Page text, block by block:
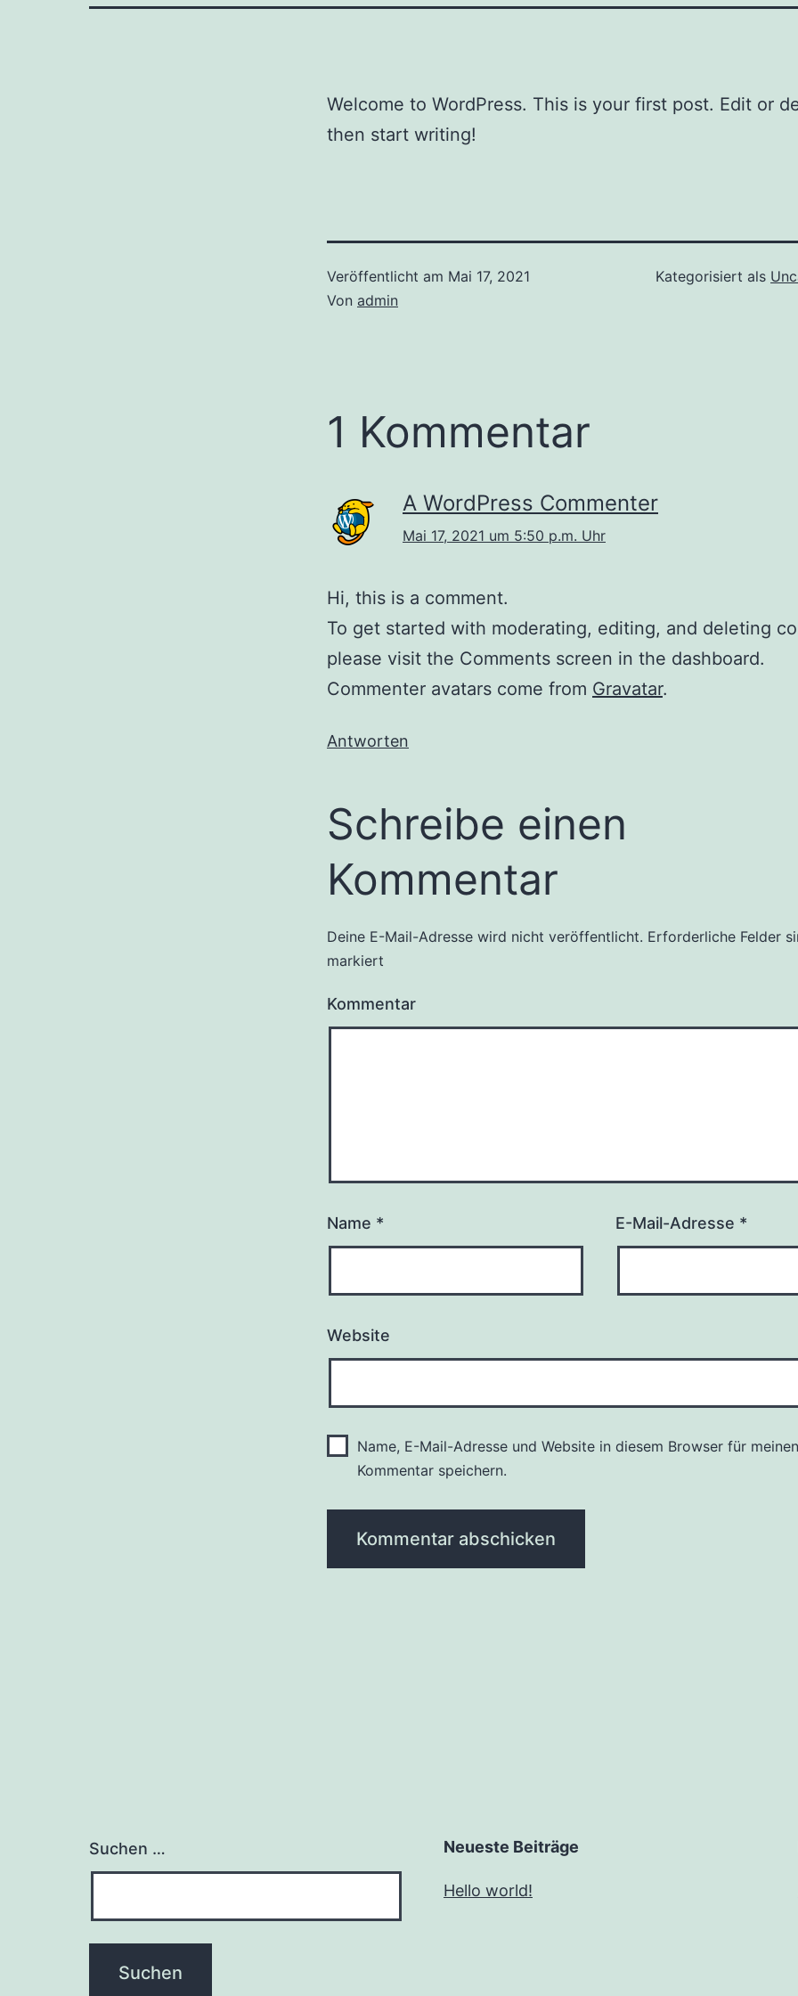
Welcome to WordPress. This is your first post. Edit or
then start writing!
Veröffentlicht am Mai 17, 2021
Von admin
Kategorisiert als
1 Kommentar
A WordPress Commenter
Mai 17, 2021 um 5:50 p.m. Uhr
Hi, this is a comment.
To get started with moderating, editing, and deleting
please visit the Comments screen in the dashboard.
Commenter avatars come from Gravatar.
Antworten
Schreibe einen
Kommentar
Deine E-Mail-Adresse wird nicht veröffentlicht. Erforderliche Felder
markiert
Kommentar
Name * E-Mail-Adresse *
Website
Name, E-Mail-Adresse und Website in diesem Browser für
Kommentar speichern.
Suchen … Neueste Beiträge
Hello world!